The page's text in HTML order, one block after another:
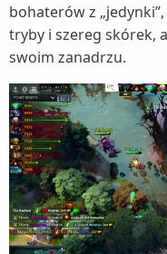
bohaterów z
tryby i szereg skórek,
swoim zanadrzu.